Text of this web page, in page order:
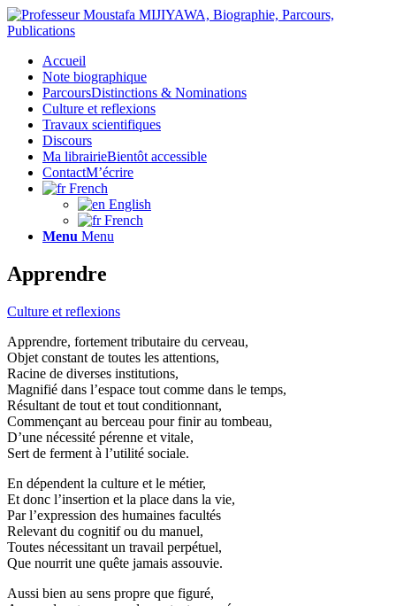
Accueil
Note biographique
ParcoursDistinctions & Nominations
Culture et reflexions
Travaux scientifiques
Discours
Ma librairieBientôt accessible
ContactM’écrire
French
English
French
Menu Menu
Apprendre
Culture et reflexions
Apprendre, fortement tributaire du cerveau,
Objet constant de toutes les attentions,
Racine de diverses institutions,
Magnifié dans l’espace tout comme dans le temps,
Résultant de tout et tout conditionnant,
Commençant au berceau pour finir au tombeau,
D’une nécessité pérenne et vitale,
Sert de ferment à l’utilité sociale.
En dépendent la culture et le métier,
Et donc l’insertion et la place dans la vie,
Par l’expression des humaines facultés
Relevant du cognitif ou du manuel,
Toutes nécessitant un travail perpétuel,
Que nourrit une quête jamais assouvie.
Aussi bien au sens propre que figuré,